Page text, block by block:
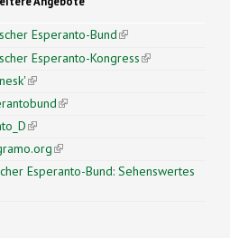
Esperanto-Bund(link is
external)
Esperanto-Kongress(link is
(link is external)
(link is external)
(link is external)
(link is external)
Esperanto-Bund: Sehenswertes